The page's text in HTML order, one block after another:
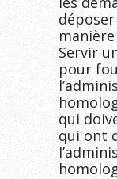
Servir
pour
qui
qui ont